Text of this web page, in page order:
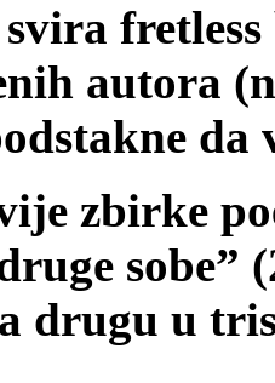
autora
zbirke
sobe”
drugu u